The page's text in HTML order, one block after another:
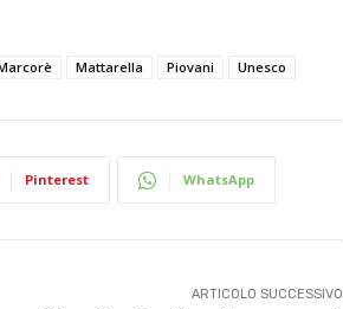
Mattarella Piovani Unesco
Pinterest WhatsApp
ARTICOLO SUCCESSIVO